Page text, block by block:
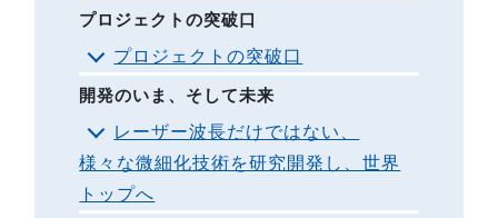
プロジェクトの突破口
プロジェクトの突破口
開発のいま、そして未来
レーザー波長だけではない、
様々な微細化技術を研究開発し、世界
トップへ